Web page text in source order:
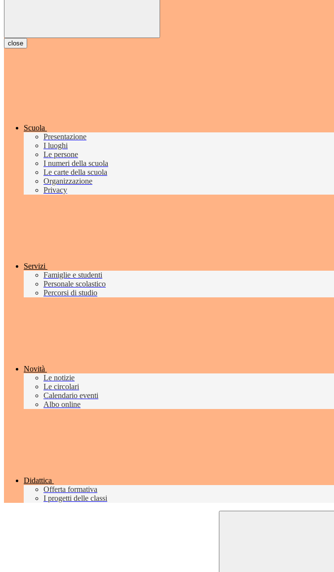
close
Scuola
Presentazione
I luoghi
Le persone
I numeri della scuola
Le carte della scuola
Organizzazione
Privacy
Servizi
Famiglie e studenti
Personale scolastico
Percorsi di studio
Novità
Le notizie
Le circolari
Calendario eventi
Albo online
Didattica
Offerta formativa
I progetti delle classi